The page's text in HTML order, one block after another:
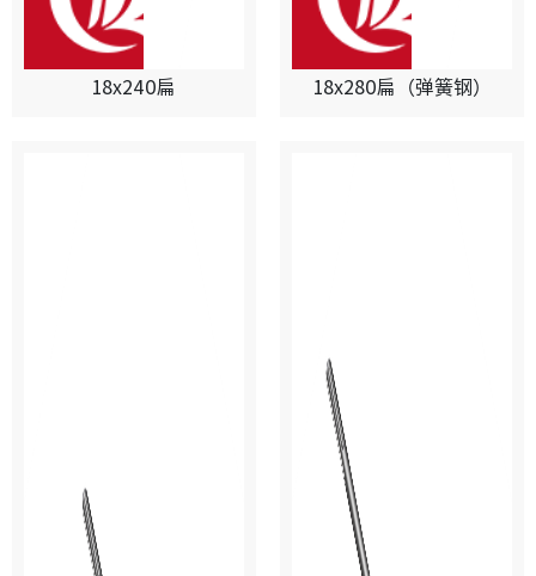
18x240扁 18x280扁（弹簧钢）